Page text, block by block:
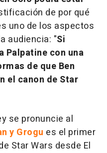
de por qué
uno de los aspectos
audiencia: "Si
Palpatine con una
de que Ben
el canon de Star
se pronuncie al
y Grogu es el primer
Star Wars desde El